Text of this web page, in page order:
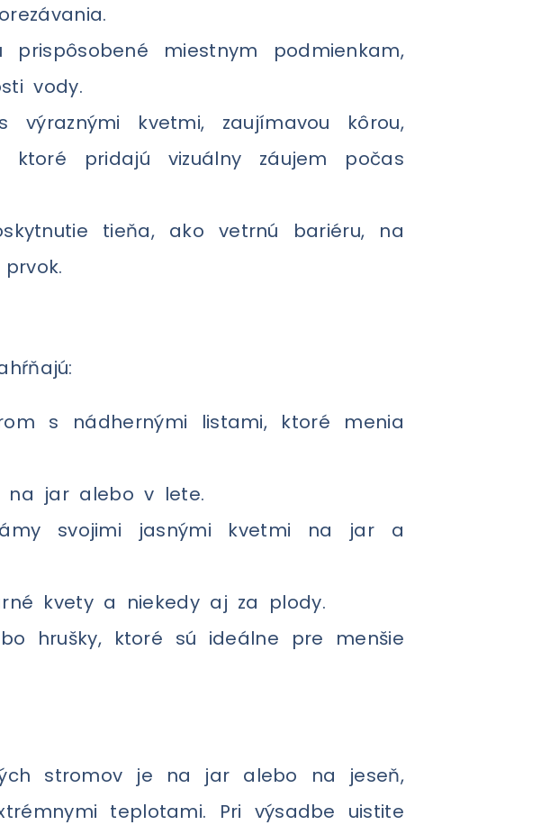
miestnym podmienkam,
vody.
kvetmi, zaujímavou kôrou,
pridajú vizuálny záujem počas
tieňa, ako vetrnú bariéru, na
s nádhernými listami, ktoré menia
na jar alebo v lete.
svojimi jasnými kvetmi na jar a
kvety a niekedy aj za plody.
hrušky, ktoré sú ideálne pre menšie
stromov je na jar alebo na jeseň,
teplotami. Pri výsadbe uistite